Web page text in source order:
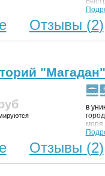
Отзывы (2)
"Магадан"
в
Отзывы (2)